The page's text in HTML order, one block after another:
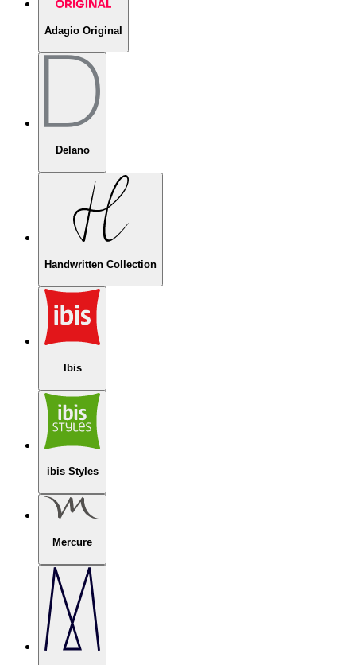
Adagio Original
Delano
Handwritten Collection
Ibis
ibis Styles
Mercure